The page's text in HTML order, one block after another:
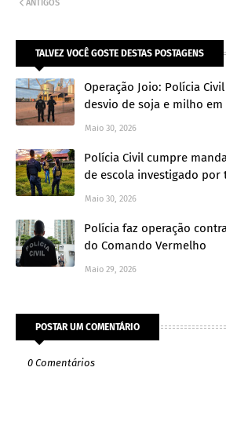
ANTIGOS
TALVEZ VOCÊ GOSTE DESTAS POSTAGENS
Operação Joio: Polícia
desvio de soja e milho
Maio 30, 2026
Polícia Civil cumpre
de escola investigado por
Maio 30, 2026
Polícia faz operação
do Comando Vermelho
Maio 29, 2026
POSTAR UM COMENTÁRIO
0 Comentários